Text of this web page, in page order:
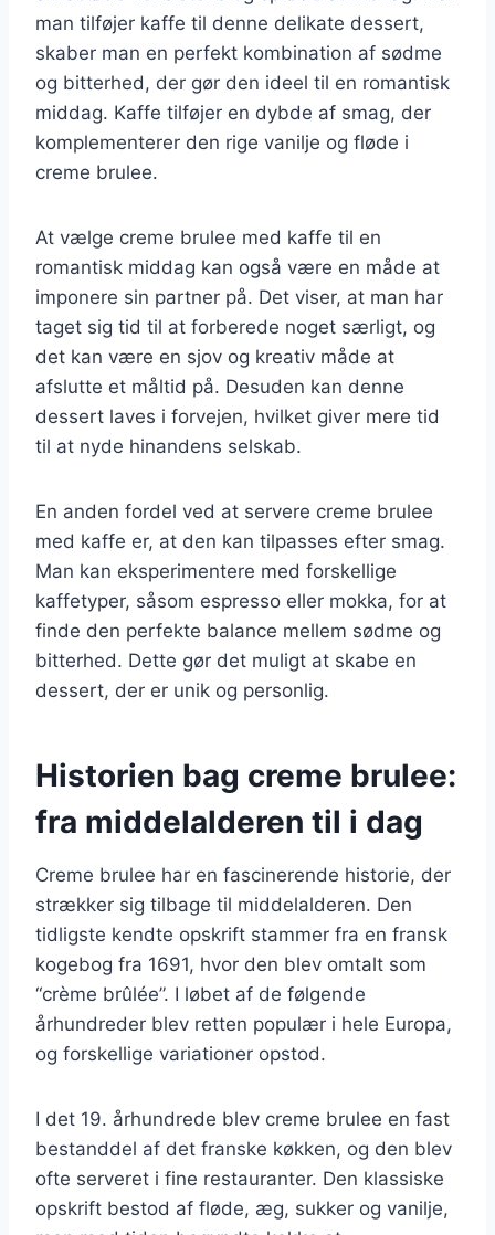
man tilføjer kaffe til denne delikate dessert,
skaber man en perfekt kombination af sødme
og bitterhed, der gør den ideel til en romantisk
middag. Kaffe tilføjer en dybde af smag, der
komplementerer den rige vanilje og fløde i
creme brulee.
At vælge creme brulee med kaffe til en
romantisk middag kan også være en måde at
imponere sin partner på. Det viser, at man har
taget sig tid til at forberede noget særligt, og
det kan være en sjov og kreativ måde at
afslutte et måltid på. Desuden kan denne
dessert laves i forvejen, hvilket giver mere tid
til at nyde hinandens selskab.
En anden fordel ved at servere creme brulee
med kaffe er, at den kan tilpasses efter smag.
Man kan eksperimentere med forskellige
kaffetyper, såsom espresso eller mokka, for at
finde den perfekte balance mellem sødme og
bitterhed. Dette gør det muligt at skabe en
dessert, der er unik og personlig.
Historien bag creme brulee:
fra middelalderen til i dag
Creme brulee har en fascinerende historie, der
strækker sig tilbage til middelalderen. Den
tidligste kendte opskrift stammer fra en fransk
kogebog fra 1691, hvor den blev omtalt som
“crème brûlée”. I løbet af de følgende
århundreder blev retten populær i hele Europa,
og forskellige variationer opstod.
I det 19. århundrede blev creme brulee en fast
bestanddel af det franske køkken, og den blev
ofte serveret i fine restauranter. Den klassiske
opskrift bestod af fløde, æg, sukker og vanilje,